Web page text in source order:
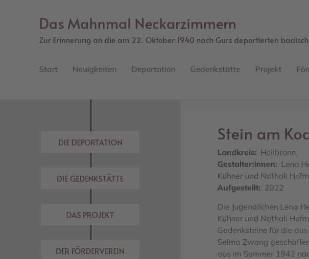
Das Mahnmal Neckarzimmern
Zur Erinnerung an die am 22. Oktober 1940 nach Gurs deportierten
navigation
Start Neuigkeiten Deportation Gedenkstätte Projekt
DIE DEPORTATION
DIE GEDENKSTÄTTE
DAS PROJEKT
DER FÖRDERVEREIN
Stein am
Landkreis
Heilbronn
Gestalter:innen
Lena
Kühner und Nathali
Aufgestellt
2022
Die Jugendlichen Lena
Kühner und Nathali
Gedenksteine für die
Selma Zwang
aus im Sommer 1942